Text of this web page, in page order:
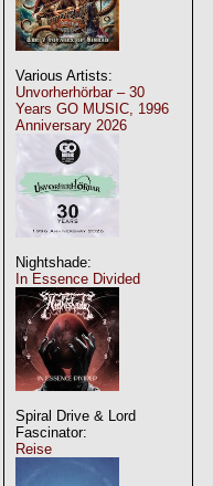
Various Artists:
Unvorherhörbar – 30
Years GO MUSIC, 1996
Anniversary 2026
Nightshade:
In Essence Divided
Spiral Drive & Lord
Fascinator:
Reise